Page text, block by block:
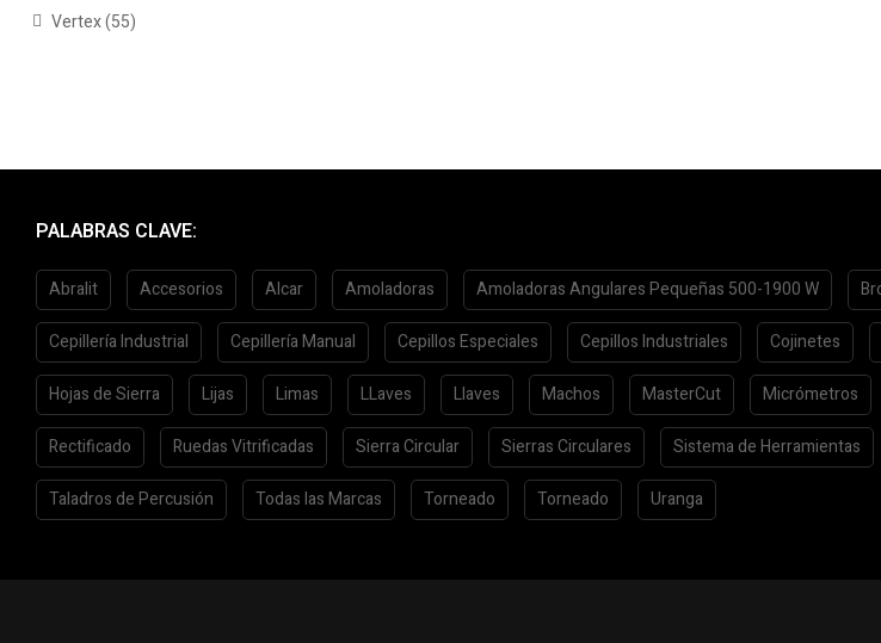
Vertex(55)
PALABRAS CLAVE:
Abralit Accesorios Alcar Amoladoras Amoladoras Angulares Pequeñas 500-1900 W
Cepillería Industrial Cepillería Manual Cepillos Especiales Cepillos Industriales Cojinetes
Hojas de Sierra Lijas Limas LLaves Llaves Machos MasterCut Micrómetros
Rectificado Ruedas Vitrificadas Sierra Circular Sierras Circulares Sistema de Herramientas
Taladros de Percusión Todas las Marcas Torneado Torneado Uranga